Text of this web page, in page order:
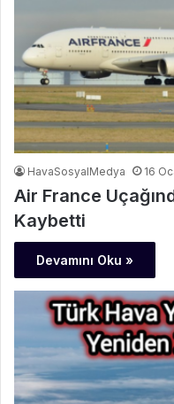
HavaSosyalMedya 16
Air France
Kaybetti
Devamını Oku »